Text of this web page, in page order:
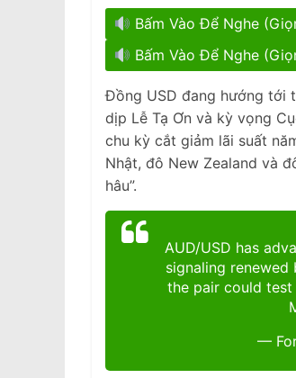
Bấm Vào Để Nghe
Bấm Vào Để Nghe
Đồng USD đang hướng tới
dịp Lễ Tạ Ơn và kỳ vọng
chu kỳ cắt giảm lãi suất
Nhật, đô New Zealand và
hâu”.
AUD/USD has
signaling renewed
the pair could
—